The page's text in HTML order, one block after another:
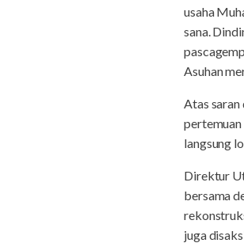
usaha
sana.
Asuhan
Atas
langsung
Direktur
bersama
juga